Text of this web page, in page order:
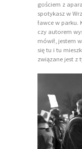
gościem z
spotykasz w
ławce w parku.
czy autorem
mówił, jestem
się tu i tu
związane jest z